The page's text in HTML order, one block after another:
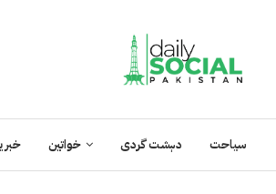
خواتین دہشت گردی سیاحت